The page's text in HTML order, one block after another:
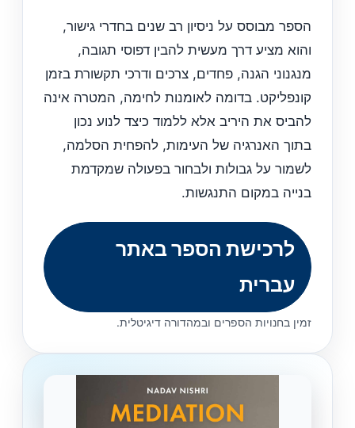
הספר מבוסס על ניסיון רב שנים בחדרי גישור,
והוא מציע דרך מעשית להבין דפוסי תגובה,
מנגנוני הגנה, פחדים, צרכים ודרכי תקשורת בזמן
קונפליקט. בדומה לאומנות לחימה, המטרה אינה
להביס את היריב אלא ללמוד כיצד לנוע נכון
בתוך האנרגיה של העימות, להפחית הסלמה,
לשמור על גבולות ולבחור בפעולה שמקדמת
בנייה במקום התנגשות.
לרכישת הספר באתר
עברית
זמין בחנויות הספרים ובמהדורה דיגיטלית.